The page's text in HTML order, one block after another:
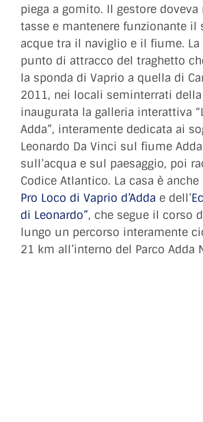
piega a gomito. Il gestore
tasse e mantenere funzionante il
acque tra il naviglio e il fiume.
punto di attracco del traghetto
la sponda di Vaprio a quella di
2011, nei locali seminterrati
inaugurata la galleria interattiva
Adda”, interamente dedicata ai
Leonardo Da Vinci sul fiume
sull’acqua e sul paesaggio, poi
Codice Atlantico. La casa è
Pro Loco di Vaprio d’Adda e dell’
di Leonardo”, che segue il corso
lungo un percorso interamente
21 km all’interno del Parco Adda